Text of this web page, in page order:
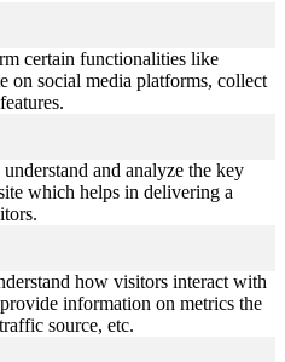
certain functionalities like
on social media platforms, collect
and analyze the key
which helps in delivering a
how visitors interact with
information on metrics the
source, etc.